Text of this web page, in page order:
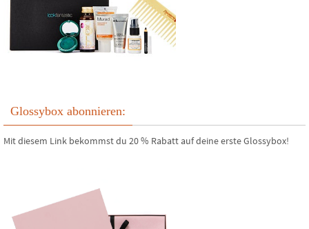
Glossybox abonnieren:
Mit diesem Link bekommst du 20 % Rabatt auf deine erste Glossybox!